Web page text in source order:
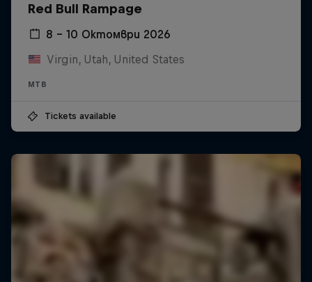
Red Bull Rampage
8 – 10 Октомври 2026
Virgin, Utah, United States
MTB
Tickets available